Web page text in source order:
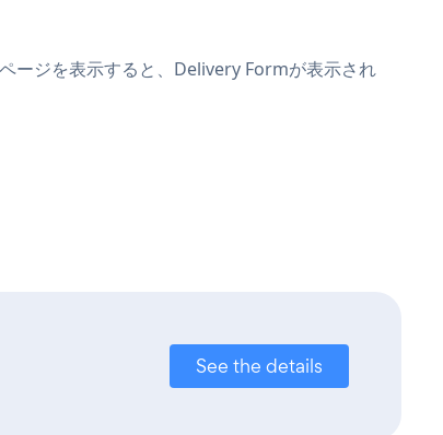
ージを表示すると、Delivery Formが表示され
See the details